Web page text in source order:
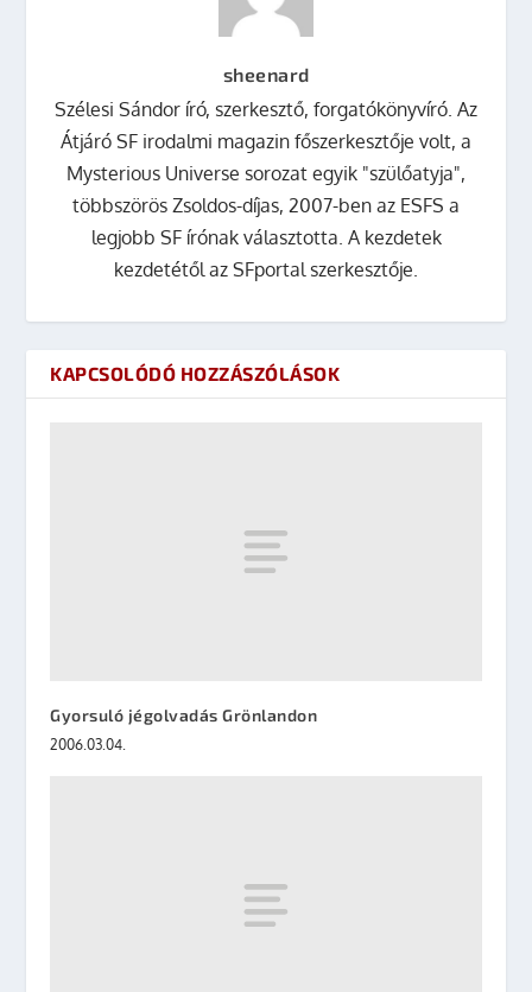
sheenard
Szélesi Sándor író, szerkesztő, forgatókönyvíró. Az
Átjáró SF irodalmi magazin főszerkesztője volt, a
Mysterious Universe sorozat egyik "szülőatyja",
többszörös Zsoldos-díjas, 2007-ben az ESFS a
legjobb SF írónak választotta. A kezdetek
kezdetétől az SFportal szerkesztője.
KAPCSOLÓDÓ HOZZÁSZÓLÁSOK
Gyorsuló jégolvadás Grönlandon
2006.03.04.